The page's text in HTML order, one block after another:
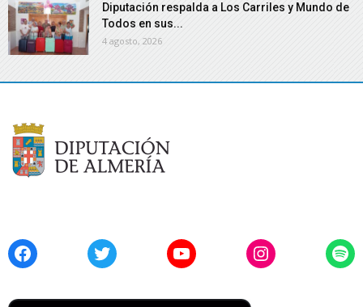
Diputación respalda a Los Carriles y Mundo de
Todos en sus...
4 agosto, 2026
FacebookTwitter YouTubeInstagram